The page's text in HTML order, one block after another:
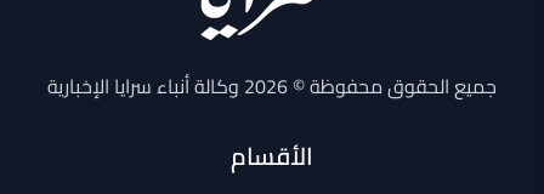
جميع الحقوق محفوظة © 2026 وكالة أنباء سرايا الإخبارية
الأقسام